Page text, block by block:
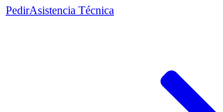
PedirAsistencia Técnica